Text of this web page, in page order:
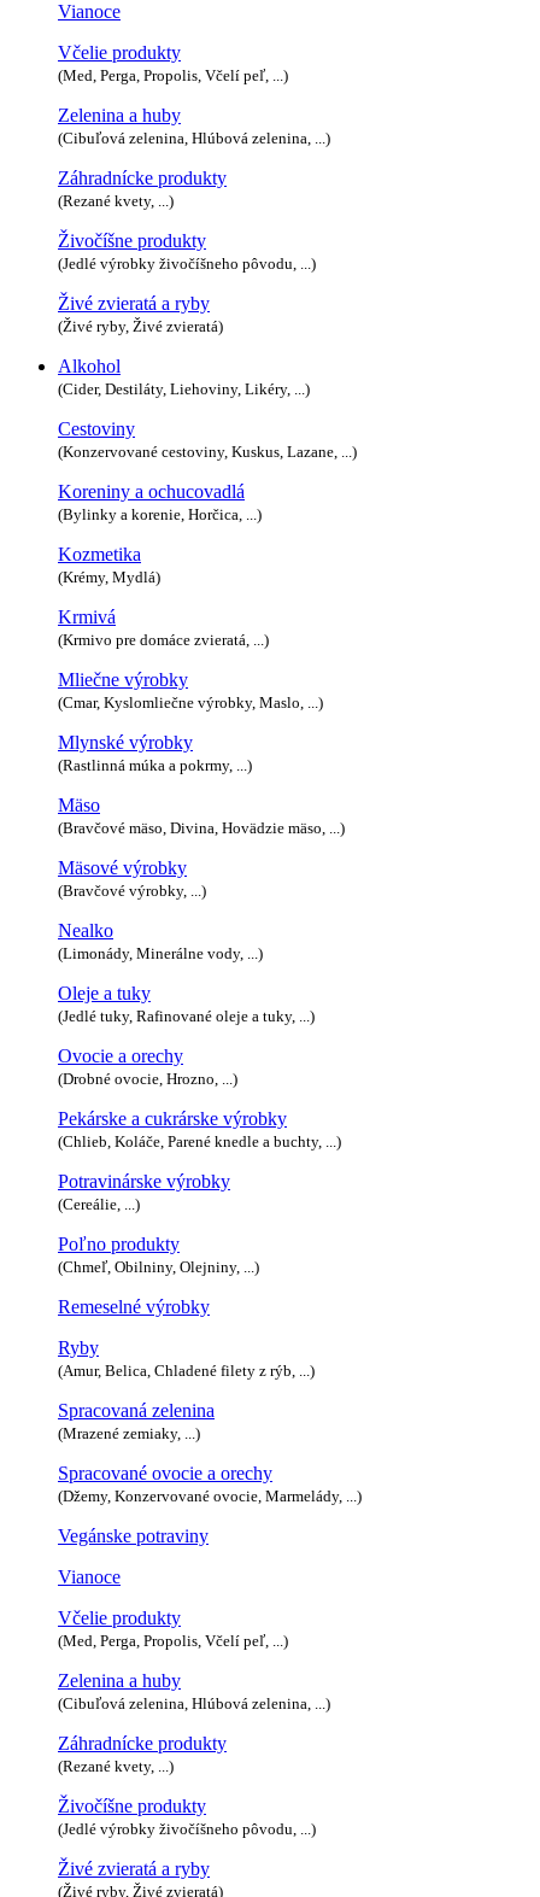
Vianoce
Včelie produkty
(Med, Perga, Propolis, Včelí peľ, ...)
Zelenina a huby
(Cibuľová zelenina, Hlúbová zelenina, ...)
Záhradnícke produkty
(Rezané kvety, ...)
Živočíšne produkty
(Jedlé výrobky živočíšneho pôvodu, ...)
Živé zvieratá a ryby
(Živé ryby, Živé zvieratá)
Alkohol
(Cider, Destiláty, Liehoviny, Likéry, ...)
Cestoviny
(Konzervované cestoviny, Kuskus, Lazane, ...)
Koreniny a ochucovadlá
(Bylinky a korenie, Horčica, ...)
Kozmetika
(Krémy, Mydlá)
Krmivá
(Krmivo pre domáce zvieratá, ...)
Mliečne výrobky
(Cmar, Kyslomliečne výrobky, Maslo, ...)
Mlynské výrobky
(Rastlinná múka a pokrmy, ...)
Mäso
(Bravčové mäso, Divina, Hovädzie mäso, ...)
Mäsové výrobky
(Bravčové výrobky, ...)
Nealko
(Limonády, Minerálne vody, ...)
Oleje a tuky
(Jedlé tuky, Rafinované oleje a tuky, ...)
Ovocie a orechy
(Drobné ovocie, Hrozno, ...)
Pekárske a cukrárske výrobky
(Chlieb, Koláče, Parené knedle a buchty, ...)
Potravinárske výrobky
(Cereálie, ...)
Poľno produkty
(Chmeľ, Obilniny, Olejniny, ...)
Remeselné výrobky
Ryby
(Amur, Belica, Chladené filety z rýb, ...)
Spracovaná zelenina
(Mrazené zemiaky, ...)
Spracované ovocie a orechy
(Džemy, Konzervované ovocie, Marmelády, ...)
Vegánske potraviny
Vianoce
Včelie produkty
(Med, Perga, Propolis, Včelí peľ, ...)
Zelenina a huby
(Cibuľová zelenina, Hlúbová zelenina, ...)
Záhradnícke produkty
(Rezané kvety, ...)
Živočíšne produkty
(Jedlé výrobky živočíšneho pôvodu, ...)
Živé zvieratá a ryby
(Živé ryby, Živé zvieratá)